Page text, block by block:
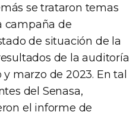
se trataron temas
campaña de
de situación de la
de la auditoría
marzo de 2023. En tal
del Senasa,
el informe de